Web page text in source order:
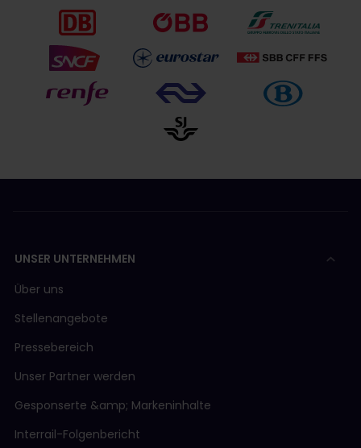
UNSER UNTERNEHMEN
Über uns
Stellenangebote
Pressebereich
Unser Partner werden
Gesponserte &amp; Markeninhalte
Interrail-Folgenbericht